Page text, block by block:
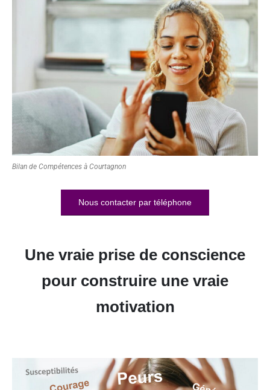
Bilan de Compétences à Courtagnon
Nous contacter par téléphone
Une vraie prise de conscience
pour construire une vraie
motivation